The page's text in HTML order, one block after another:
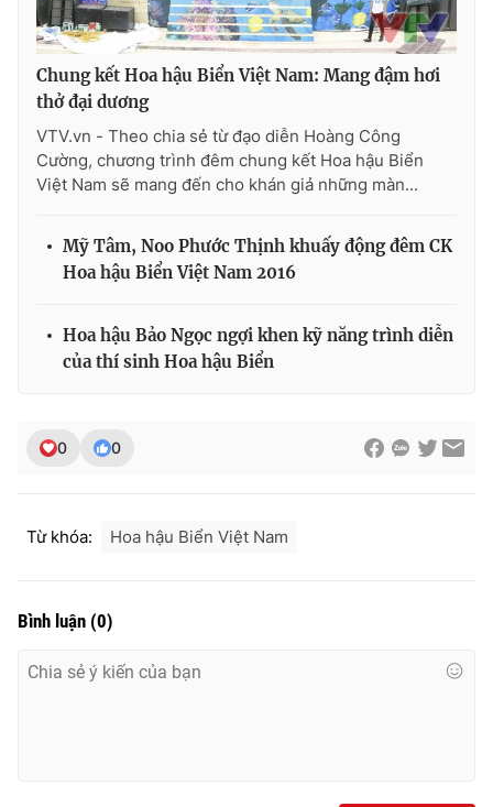
Chung kết Hoa hậu Biển Việt Nam: Mang đậm hơi
thở đại dương
VTV.vn - Theo chia sẻ từ đạo diễn Hoàng Công
Cường, chương trình đêm chung kết Hoa hậu Biển
Việt Nam sẽ mang đến cho khán giả những màn...
Mỹ Tâm, Noo Phước Thịnh khuấy động đêm CK
Hoa hậu Biển Việt Nam 2016
Hoa hậu Bảo Ngọc ngợi khen kỹ năng trình diễn
của thí sinh Hoa hậu Biển
0 0
Từ khóa: Hoa hậu Biển Việt Nam
Bình luận (0)